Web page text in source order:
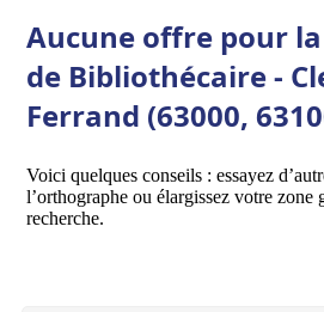
Aucune offre pour
de Bibliothécaire -
Ferrand (63000,
Voici quelques conseils : essayez
l’orthographe ou élargissez votre zone
recherche.